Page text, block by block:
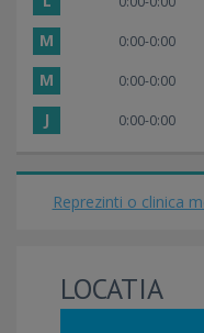
M 0:00-0:00
M 0:00-0:00
J 0:00-0:00
Reprezinti o clinica
LOCATIA